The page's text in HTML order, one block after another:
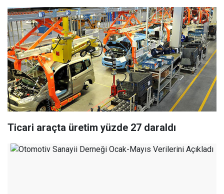
Ticari araçta üretim yüzde 27 daraldı